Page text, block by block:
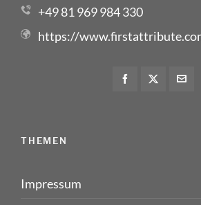
+49 81 969 984 330
https://
THEMEN
Impressum